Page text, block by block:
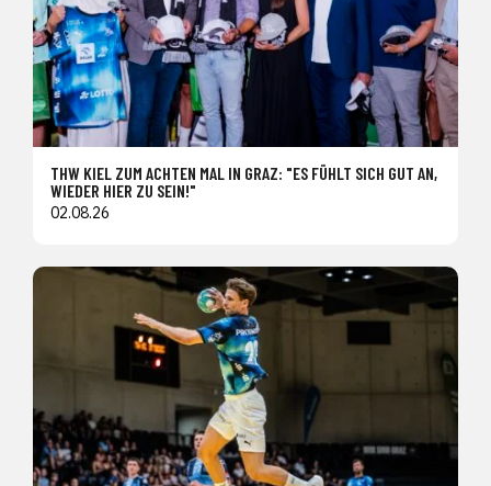
THW KIEL ZUM ACHTEN MAL IN GRAZ: "ES FÜHLT SICH GUT AN,
WIEDER HIER ZU SEIN!"
02.08.26